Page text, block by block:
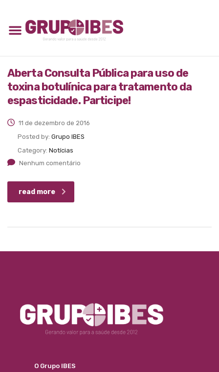
Aberta Consulta Pública para uso de
toxina botulínica para tratamento da
espasticidade. Participe!
11 de dezembro de 2016
Posted by: Grupo IBES
Category: Notícias
Nenhum comentário
read more
O Grupo IBES